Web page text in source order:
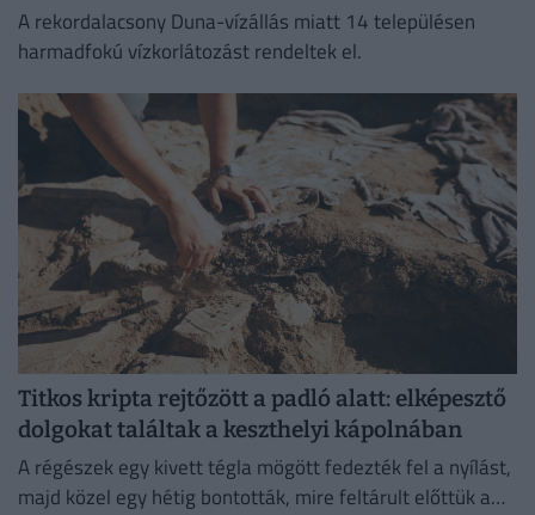
A rekordalacsony Duna-vízállás miatt 14 településen
harmadfokú vízkorlátozást rendeltek el.
Titkos kripta rejtőzött a padló alatt: elképesztő
dolgokat találtak a keszthelyi kápolnában
A régészek egy kivett tégla mögött fedezték fel a nyílást,
majd közel egy hétig bontották, mire feltárult előttük a